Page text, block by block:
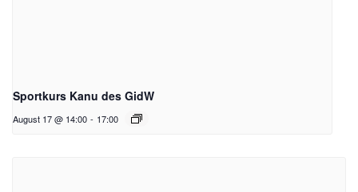
Sportkurs Kanu des GidW
August 17 @ 14:00 - 17:00